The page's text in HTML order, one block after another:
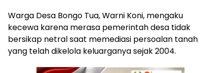
Warga Desa Bongo Tua, Warni Koni, mengaku
kecewa karena merasa pemerintah desa tidak
bersikap netral saat memediasi persoalan tanah
yang telah dikelola keluarganya sejak 2004.